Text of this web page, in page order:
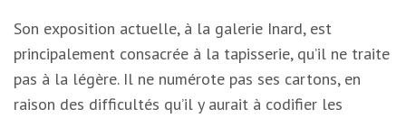
Son exposition actuelle, à la galerie Inard, est
principalement consacrée à la tapisserie, qu’il ne traite
pas à la légère. Il ne numérote pas ses cartons, en
raison des difficultés qu’il y aurait à codifier les